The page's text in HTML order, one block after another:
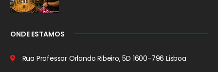
ONDE ESTAMOS
Rua Professor Orlando Ribeiro, 5D 1600-796 Lisboa